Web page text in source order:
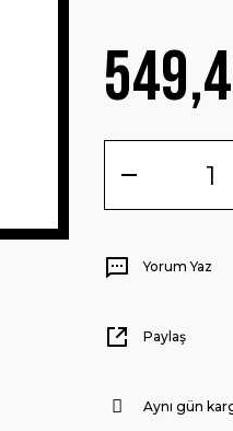
Yorum Yaz
Paylaş
Aynı gün